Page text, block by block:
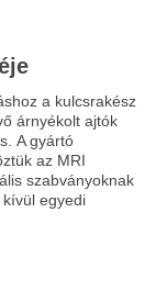
a kulcsrakész
árnyékolt ajtók
A gyártó
az MRI
szabványoknak
egyedi